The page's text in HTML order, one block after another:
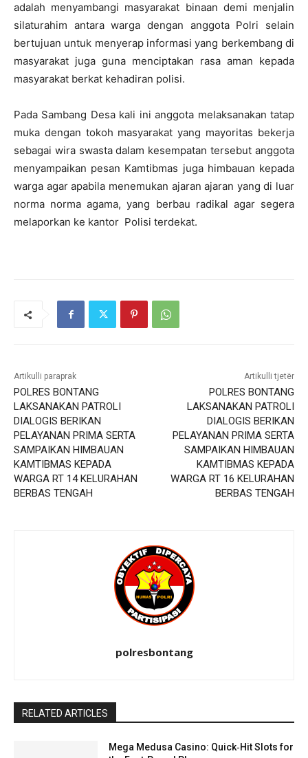
adalah menyambangi masyarakat binaan demi menjalin
silaturahim antara warga dengan anggota Polri selain
bertujuan untuk menyerap informasi yang berkembang di
masyarakat juga guna menciptakan rasa aman kepada
masyarakat berkat kehadiran polisi.
Pada Sambang Desa kali ini anggota melaksanakan tatap
muka dengan tokoh masyarakat yang mayoritas bekerja
sebagai wira swasta dalam kesempatan tersebut anggota
menyampaikan pesan Kamtibmas juga himbauan kepada
warga agar apabila menemukan ajaran ajaran yang di luar
norma norma agama, yang berbau radikal agar segera
melaporkan ke kantor Polisi terdekat.
Artikulli paraprak
POLRES BONTANG
LAKSANAKAN PATROLI
DIALOGIS BERIKAN
PELAYANAN PRIMA SERTA
SAMPAIKAN HIMBAUAN
KAMTIBMAS KEPADA
WARGA RT 14 KELURAHAN
BERBAS TENGAH
Artikulli tjetër
POLRES BONTANG
LAKSANAKAN PATROLI
DIALOGIS BERIKAN
PELAYANAN PRIMA SERTA
SAMPAIKAN HIMBAUAN
KAMTIBMAS KEPADA
WARGA RT 16 KELURAHAN
BERBAS TENGAH
polresbontang
RELATED ARTICLES
Mega Medusa Casino: Quick‑Hit Slots for